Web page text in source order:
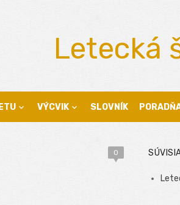
Letecká
VÝCVIK SLOVNÍK
0